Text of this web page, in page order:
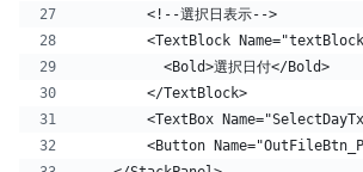
        <!--選択日表示-->
<TextBlock
          <Bold>選択日付</Bold>
        </TextBlock>
<TextBox
<Button